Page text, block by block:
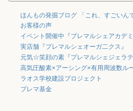
ほんもの発掘ブログ 「これ、すごいん
お客様の声
イベント開催中『プレマルシェアカデミ
実店舗『プレマルシェオーガ二クス』
元気☆笑顔の素『プレマルシェジェラテ
ラオス学校建設プロジェクト
プレマ基金